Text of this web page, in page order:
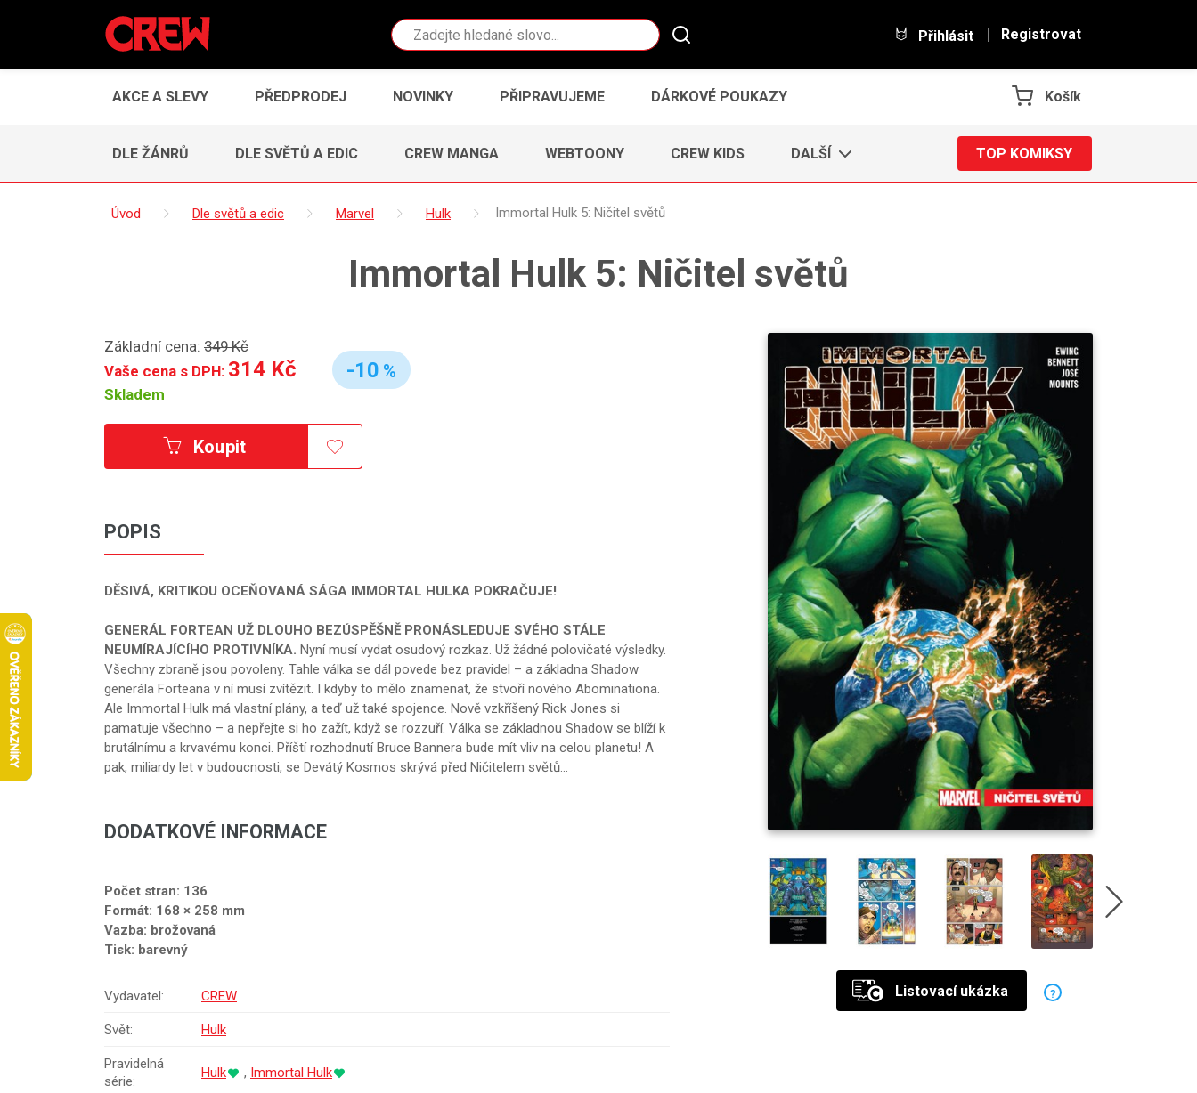
Vyhledávání Přihlásit Registrovat
AKCE A SLEVY PŘEDPRODEJ NOVINKY PŘIPRAVUJEME DÁRKOVÉ POUKAZY Košík
DLE ŽÁNRŮ DLE SVĚTŮ A EDIC CREW MANGA WEBTOONY CREW KIDS DALŠÍ TOP KOMIKSY
Úvod Dle světů a edic Marvel Hulk Immortal Hulk 5: Ničitel světů
Immortal Hulk 5: Ničitel světů
Základní cena: 349 Kč
Vaše cena s DPH: 314 Kč
Skladem
-10 %
Koupit
POPIS
DĚSIVÁ, KRITIKOU OCEŇOVANÁ SÁGA IMMORTAL HULKA POKRAČUJE!
GENERÁL FORTEAN UŽ DLOUHO BEZÚSPĚŠNĚ PRONÁSLEDUJE SVÉHO STÁLE
NEUMÍRAJÍCÍHO PROTIVNÍKA. Nyní musí vydat osudový rozkaz. Už žádné polovičaté výsledky.
Všechny zbraně jsou povoleny. Tahle válka se dál povede bez pravidel – a základna Shadow
generála Forteana v ní musí zvítězit. I kdyby to mělo znamenat, že stvoří nového Abominationa.
Ale Immortal Hulk má vlastní plány, a teď už také spojence. Nově vzkříšený Rick Jones si
pamatuje všechno – a nepřejte si ho zažít, když se rozzuří. Válka se základnou Shadow se blíží k
brutálnímu a krvavému konci. Příští rozhodnutí Bruce Bannera bude mít vliv na celou planetu! A
pak, miliardy let v budoucnosti, se Devátý Kosmos skrývá před Ničitelem světů...
DODATKOVÉ INFORMACE
Počet stran: 136
Formát: 168 × 258 mm
Vazba: brožovaná
Tisk: barevný
Vydavatel: CREW
Svět: Hulk
Pravidelná
série:
Hulk , Immortal Hulk
Listovací ukázka ?